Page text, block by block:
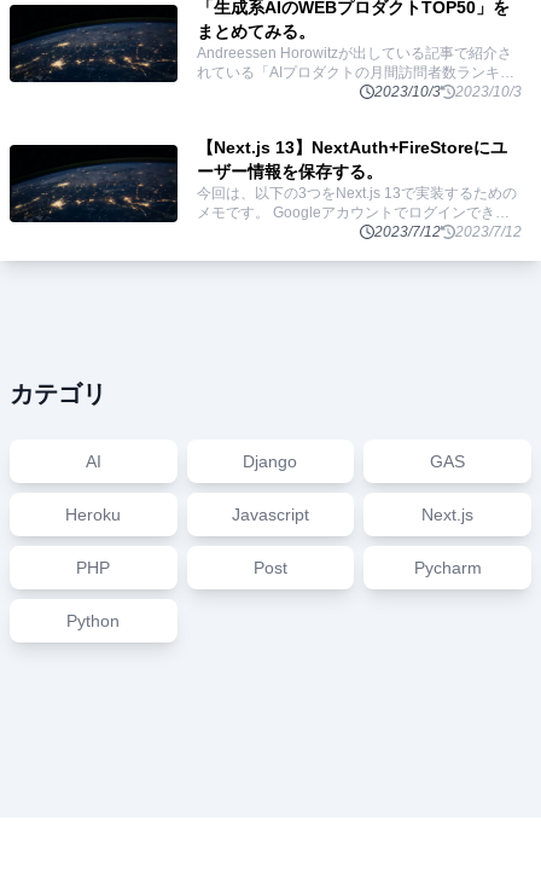
「生成系AIのWEBプロダクトTOP50」を
まとめてみる。
Andreessen Horowitzが出している記事で紹介さ
れている「AIプロダクトの月間訪問者数ランキン
グTOP50」のサービスをまとめました。 目次
2023/10/3 2023/10/3
【Next.js 13】NextAuth+FireStoreにユ
ーザー情報を保存する。
今回は、以下の3つをNext.js 13で実装するための
メモです。 Googleアカウントでログインできる
アカウント、セッション情報をFirestoreに保存す
2023/7/12 2023/7/12
カテゴリ
AI Django GAS
Heroku Javascript Next.js
PHP Post Pycharm
Python